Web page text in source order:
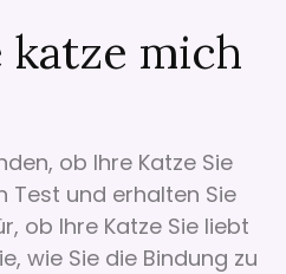
katze mich
ob Ihre Katze Sie
Test und erhalten Sie
ob Ihre Katze Sie liebt
wie Sie die Bindung zu